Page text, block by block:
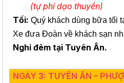
(tự phí dạo thuyền)
Tối:Quý khách dùng bữa tối
Xe đưa Đoàn về khách sạn
Nghỉ đêm tại Tuyên Ân.
NGÀY 3: TUYÊN ÂN –